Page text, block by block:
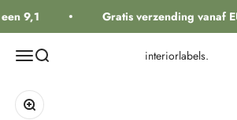
9,1 Gratis verzending vanaf
Navigatiemenu openen
Zoeken openen interiorlabels.
In-/uitzoomen